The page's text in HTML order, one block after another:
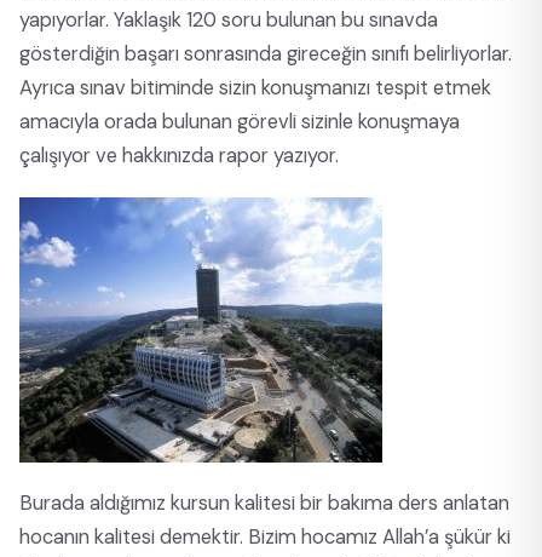
yapıyorlar. Yaklaşık 120 soru bulunan bu sınavda
gösterdiğin başarı sonrasında gireceğin sınıfı belirliyorlar.
Ayrıca sınav bitiminde sizin konuşmanızı tespit etmek
amacıyla orada bulunan görevli sizinle konuşmaya
çalışıyor ve hakkınızda rapor yazıyor.
Burada aldığımız kursun kalitesi bir bakıma ders anlatan
hocanın kalitesi demektir. Bizim hocamız Allah’a şükür ki